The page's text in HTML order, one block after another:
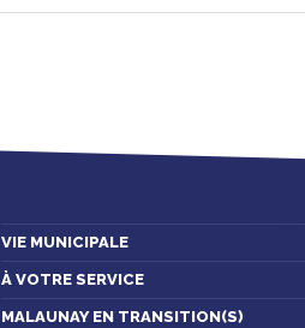
VIE MUNICIPALE
À VOTRE SERVICE
MALAUNAY EN TRANSITION(S)